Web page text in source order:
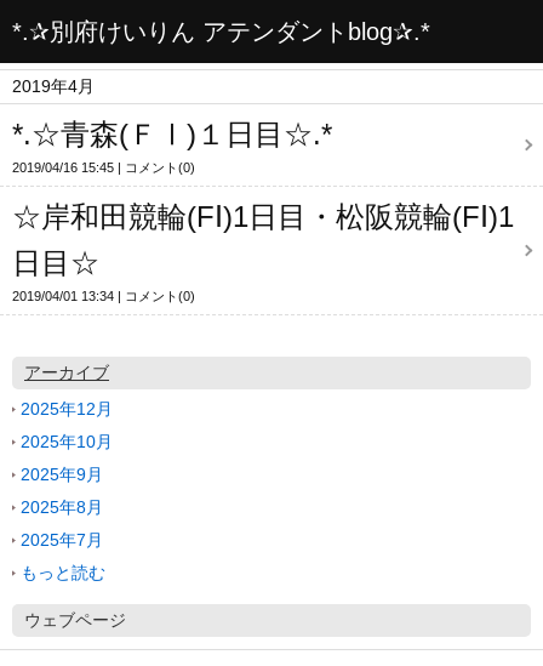
*.✰別府けいりん アテンダントblog✰.*
2019年4月
*.☆青森(ＦⅠ)１日目☆.*
2019/04/16 15:45 コメント(0)
☆岸和田競輪(FⅠ)1日目・松阪競輪(FⅠ)1
日目☆
2019/04/01 13:34 コメント(0)
アーカイブ
2025年12月
2025年10月
2025年9月
2025年8月
2025年7月
もっと読む
ウェブページ